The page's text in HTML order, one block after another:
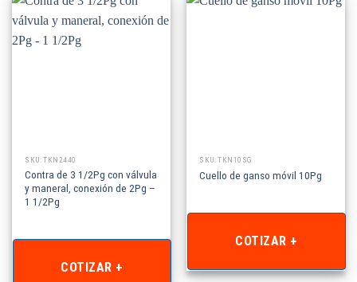
SKU: TKN2440
Contra de 3 1/2Pg con válvula
y maneral, conexión de 2Pg –
1 1/2Pg
COTIZAR +
SKU: TKN10SG
Cuello de ganso móvil 10Pg
COTIZAR +